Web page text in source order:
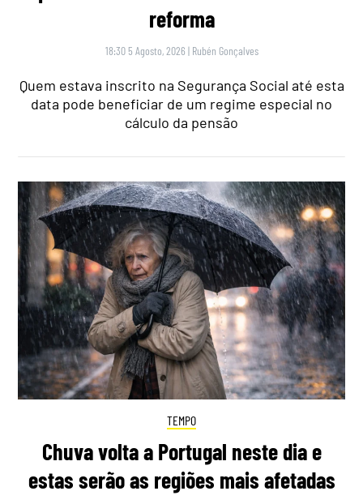
reforma
18:30 5 Agosto, 2026 | Rubén Gonçalves
Quem estava inscrito na Segurança Social até esta
data pode beneficiar de um regime especial no
cálculo da pensão
TEMPO
Chuva volta a Portugal neste dia e
estas serão as regiões mais afetadas